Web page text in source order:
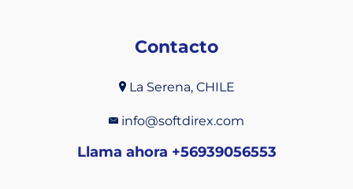
Contacto
La Serena, CHILE
info@softdirex.com
Llama ahora +56939056553